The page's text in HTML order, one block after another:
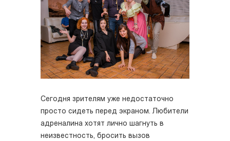
Сегодня зрителям уже недостаточно
просто сидеть перед экраном. Любители
адреналина хотят лично шагнуть в
неизвестность, бросить вызов